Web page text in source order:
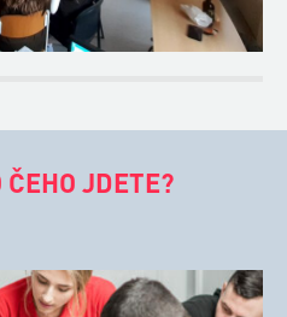
ČEHO JDETE?